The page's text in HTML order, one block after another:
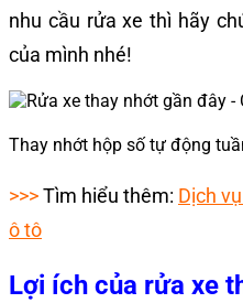
nhu cầu rửa xe thì hãy
của mình nhé!
Thay nhớt hộp số tự động
>>>Tìm hiểu thêm: Dịch
ô tô
Lợi ích của rửa xe